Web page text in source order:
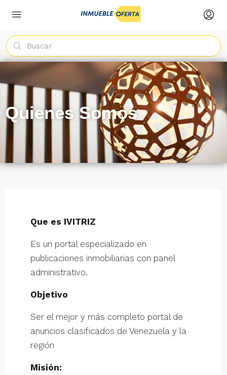
Quienes Somos
Que es IVITRIZ
Es un portal especializado en
publicaciones inmobiliarias con panel
administrativo.
Objetivo
Ser el mejor y más completo portal de
anuncios clasificados de Venezuela y la
región
Misión: